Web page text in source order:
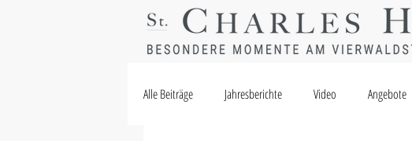
Alle Beiträge Jahresberichte Video Angebote